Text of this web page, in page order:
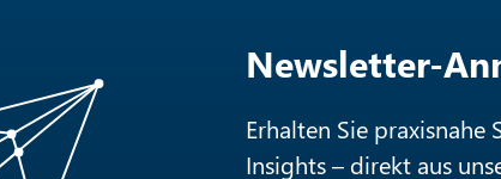
Newsletter-
Erhalten Sie
Insights – direkt aus